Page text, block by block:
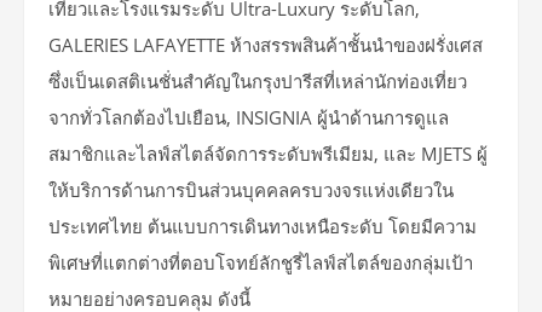
เที่ยวและโรงแรมระดับ Ultra-Luxury ระดับโลก,
GALERIES LAFAYETTE ห้างสรรพสินค้าชั้นนำของฝรั่งเศส
ซึ่งเป็นเดสติเนชั่นสำคัญในกรุงปารีสที่เหล่านักท่องเที่ยว
จากทั่วโลกต้องไปเยือน, INSIGNIA ผู้นำด้านการดูแล
สมาชิกและไลฟ์สไตล์จัดการระดับพรีเมียม, และ MJETS ผู้
ให้บริการด้านการบินส่วนบุคคลครบวงจรแห่งเดียวใน
ประเทศไทย ต้นแบบการเดินทางเหนือระดับ โดยมีความ
พิเศษที่แตกต่างที่ตอบโจทย์ลักชูรี่ไลฟ์สไตล์ของกลุ่มเป้า
หมายอย่างครอบคลุม ดังนี้